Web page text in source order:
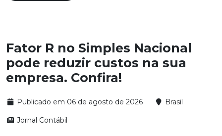
Fator R no Simples Nacional
pode reduzir custos na sua
empresa. Confira!
Publicado em 06 de agosto de 2026 Brasil
Jornal Contábil